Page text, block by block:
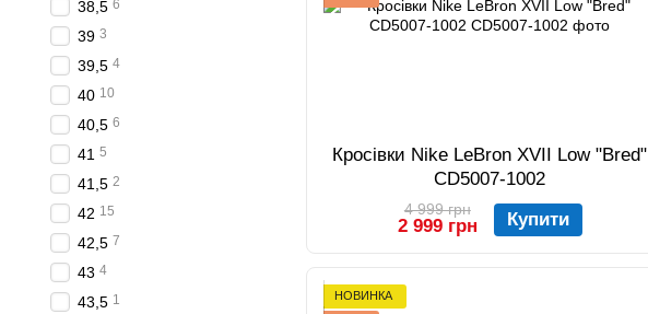
Кросівки Nike LeBron XVII Low "Bred"
CD5007-1002
4 999 грн
2 999 грн Купити
НОВИНКА
38,5 6
39 3
39,5 4
40 10
40,5 6
41 5
41,5 2
42 15
42,5 7
43 4
43,5 1